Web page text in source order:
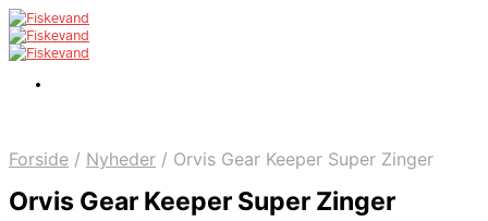
Forside / Nyheder / Orvis Gear Keeper Super Zinger
Orvis Gear Keeper Super Zinger